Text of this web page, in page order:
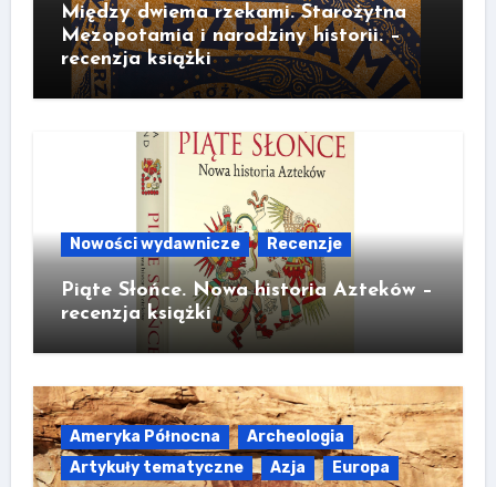
Między dwiema rzekami. Starożytna
Mezopotamia i narodziny historii. –
recenzja książki
Nowości wydawnicze Recenzje
Piąte Słońce. Nowa historia Azteków –
recenzja książki
Ameryka Północna
Archeologia
Artykuły tematyczne
Azja
Europa